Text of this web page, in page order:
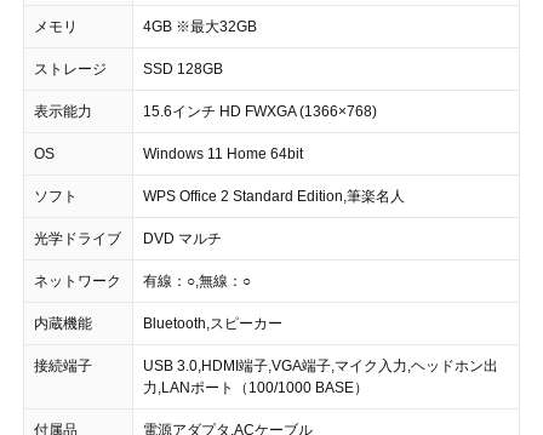
メモリ 4GB ※最大32GB
ストレージ SSD 128GB
表示能力 15.6インチ HD FWXGA (1366×768)
OS Windows 11 Home 64bit
ソフト WPS Office 2 Standard Edition,筆楽名人
光学ドライブ DVD マルチ
ネットワーク 有線：○,無線：○
内蔵機能 Bluetooth,スピーカー
接続端子
USB 3.0,HDMI端子,VGA端子,マイク入力,ヘッドホン出
力,LANポート（100/1000 BASE）
付属品 電源アダプタ,ACケーブル